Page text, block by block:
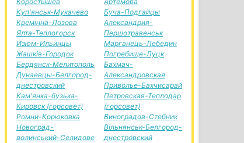
Куп'янськ-Мукачево
Кремінна-Лозова
Ялта-Теплогорск
Изюм-Ильинцы
Жашків-Городок
Бердянск-Мелитополь
Дунаевцы-Белгород-
днестровский
Кам'янка-бузька-
Кировск (горсовет)
Ромни-Корюковка
Новоград-
волинський-Селидове
Буча-Подгайцы
Александрия-
Першотравенськ
Марганець-Лебедин
Погребище-Луцк
Бахмач-
Александровская
Приволье-Бахчисарай
Петровская-Теплодар
(горсовет)
Виноградов-Стебник
Вільнянськ-Белгород-
днестровский